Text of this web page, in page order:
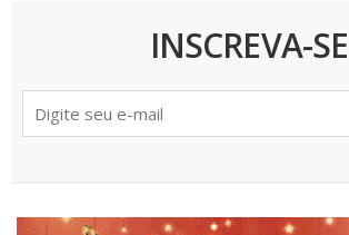
INSCREVA-SE